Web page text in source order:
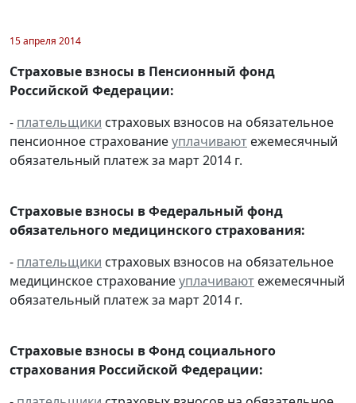
15 апреля 2014
Страховые взносы в Пенсионный фонд
Российской Федерации:
- плательщики страховых взносов на обязательное
пенсионное страхованиеуплачивают ежемесячный
обязательный платеж за март 2014 г.
Страховые взносы в Федеральный фонд
обязательного медицинского страхования:
- плательщики страховых взносов на обязательное
медицинское страхованиеуплачивают ежемесячный
обязательный платеж за март 2014 г.
Страховые взносы в Фонд социального
страхования Российской Федерации: